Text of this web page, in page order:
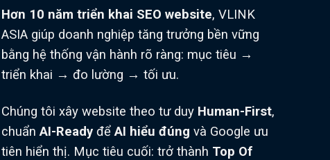
Hơn 10 năm triển khai SEO website, VLINK
ASIA giúp doanh nghiệp tăng trưởng bền vững
bằng hệ thống vận hành rõ ràng: mục tiêu →
triển khai → đo lường → tối ưu.
Chúng tôi xây website theo tư duy Human-First,
chuẩnAI-Ready đểAI hiểu đúng và Google ưu
tiên hiển thị. Mục tiêu cuối: trở thành Top Of